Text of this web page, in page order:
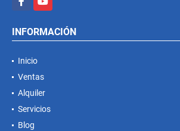
INFORMACIÓN
Inicio
Ventas
Alquiler
Servicios
Blog